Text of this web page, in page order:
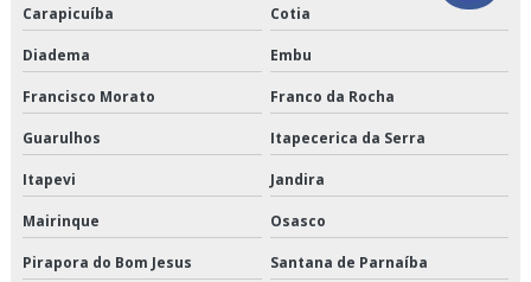
Orçamento de transporte produtos congelados
Orçamento de transporte produtos refrigerados
Serviço de armazenagem de produtos perecíveis
Serviço de armazenagem para alimentos congelados
Serviço de armazenagem para alimentos refrigerados
Carapicuíba Cotia
Diadema Embu
Francisco Morato Franco da Rocha
Guarulhos Itapecerica da Serra
Itapevi Jandira
Mairinque Osasco
Pirapora do Bom Jesus Santana de Parnaíba